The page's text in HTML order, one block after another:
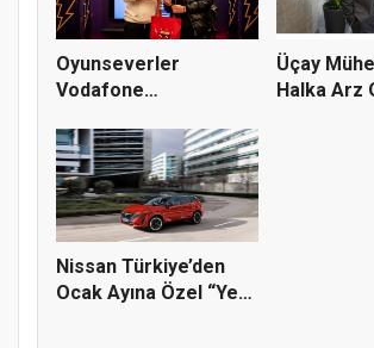
Oyunseverler
Vodafone
Üçay
Halka Arz
Nissan Türkiye’den
Ocak Ayına Özel “Yeni